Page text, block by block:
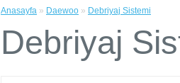
Anasayfa » Daewoo » Debriyaj Sistemi
Debriyaj